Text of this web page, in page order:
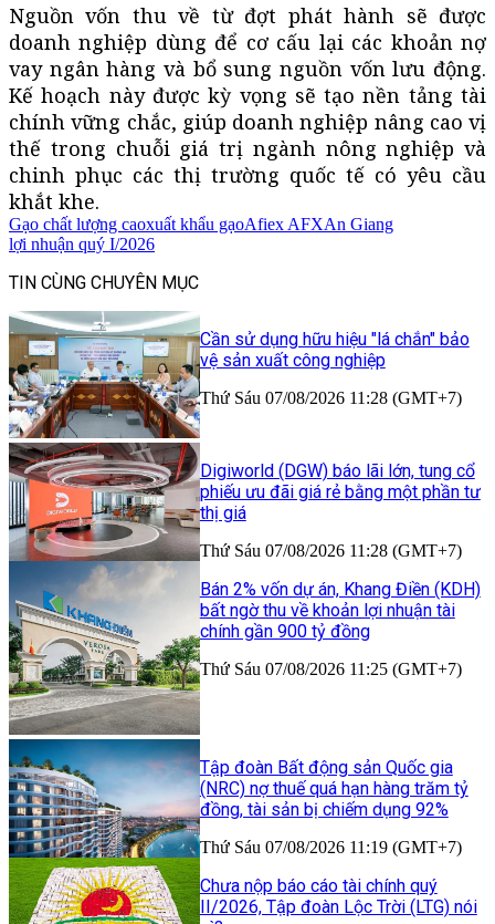
Nguồn vốn thu về từ đợt phát hành sẽ được
doanh nghiệp dùng để cơ cấu lại các khoản nợ
vay ngân hàng và bổ sung nguồn vốn lưu động.
Kế hoạch này được kỳ vọng sẽ tạo nền tảng tài
chính vững chắc, giúp doanh nghiệp nâng cao vị
thế trong chuỗi giá trị ngành nông nghiệp và
chinh phục các thị trường quốc tế có yêu cầu
khắt khe.
Gạo chất lượng caoxuất khẩu gạoAfiex AFXAn Giang
lợi nhuận quý I/2026
TIN CÙNG CHUYÊN MỤC
Cần sử dụng hữu hiệu "lá chắn" bảo
vệ sản xuất công nghiệp
Thứ Sáu 07/08/2026 11:28 (GMT+7)
Digiworld (DGW) báo lãi lớn, tung cổ
phiếu ưu đãi giá rẻ bằng một phần tư
thị giá
Thứ Sáu 07/08/2026 11:28 (GMT+7)
Bán 2% vốn dự án, Khang Điền (KDH)
bất ngờ thu về khoản lợi nhuận tài
chính gần 900 tỷ đồng
Thứ Sáu 07/08/2026 11:25 (GMT+7)
Tập đoàn Bất động sản Quốc gia
(NRC) nợ thuế quá hạn hàng trăm tỷ
đồng, tài sản bị chiếm dụng 92%
Thứ Sáu 07/08/2026 11:19 (GMT+7)
Chưa nộp báo cáo tài chính quý
II/2026, Tập đoàn Lộc Trời (LTG) nói